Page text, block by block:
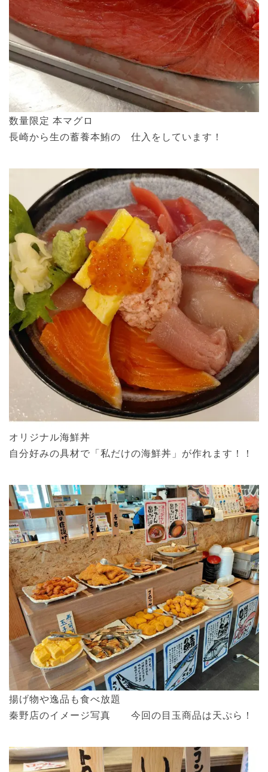
数量限定 本マグロ
長崎から生の蓄養本鮪の 仕入をしています！
オリジナル海鮮丼
自分好みの具材で「私だけの海鮮丼」が作れます！！
揚げ物や逸品も食べ放題
秦野店のイメージ写真 今回の目玉商品は天ぷら！